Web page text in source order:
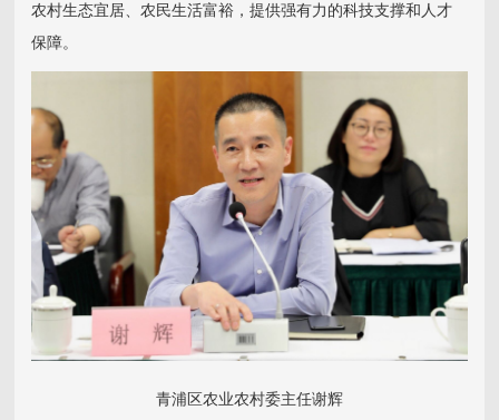
农村生态宜居、农民生活富裕，提供强有力的科技支撑和人才
保障。
青浦区农业农村委主任谢辉